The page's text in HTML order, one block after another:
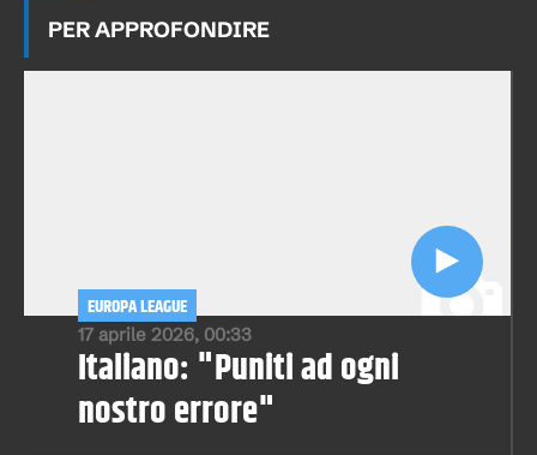
PER APPROFONDIRE
17 aprile 2026, 00:33
EUROPA LEAGUE
Italiano: "Puniti ad ogni
nostro errore"